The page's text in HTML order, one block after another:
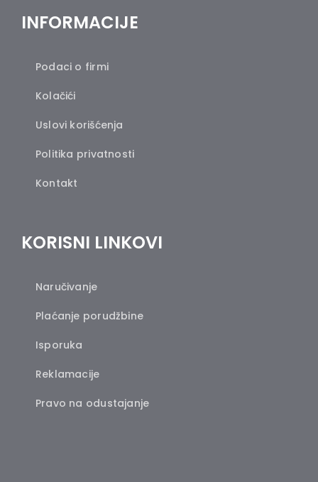
INFORMACIJE
Podaci o firmi
Kolačići
Uslovi korišćenja
Politika privatnosti
Kontakt
KORISNI LINKOVI
Naručivanje
Plaćanje porudžbine
Isporuka
Reklamacije
Pravo na odustajanje